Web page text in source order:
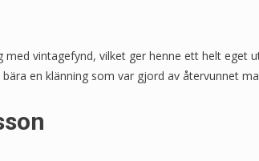
vintagefynd, vilket ger henne ett helt
en klänning som var gjord av återvunnet